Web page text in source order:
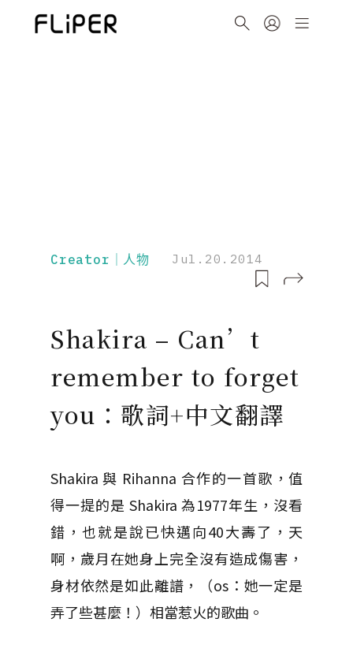
Creator｜人物 Jul.20.2014
Shakira – Can’t
remember to forget
you：歌詞+中文翻譯
Shakira 與 Rihanna 合作的一首歌，值
得一提的是 Shakira 為1977年生，沒看
錯，也就是說已快邁向40大壽了，天
啊，歲月在她身上完全沒有造成傷害，
身材依然是如此離譜，（os：她一定是
弄了些甚麼！）相當惹火的歌曲。